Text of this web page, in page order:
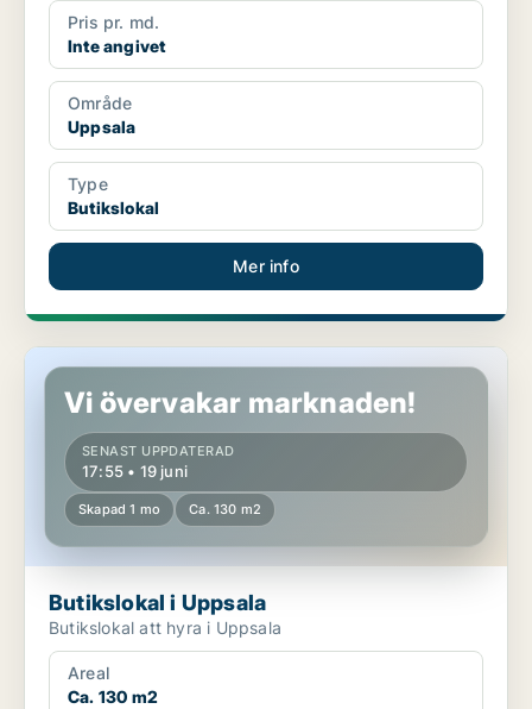
Pris pr. md.
Inte angivet
Område
Uppsala
Type
Butikslokal
Mer info
Butikslokal i Uppsala
Vi övervakar marknaden!
SENAST UPPDATERAD
17:55 • 19 juni
Skapad 1 mo Ca. 130 m2
Butikslokal i Uppsala
Butikslokal att hyra i Uppsala
Areal
Ca. 130 m2